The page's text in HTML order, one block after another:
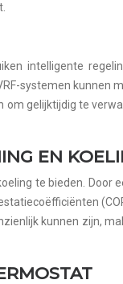
intelligente
systemen kunnen
gelijktijdig te
EN
te bieden. Door
kunnen zijn,